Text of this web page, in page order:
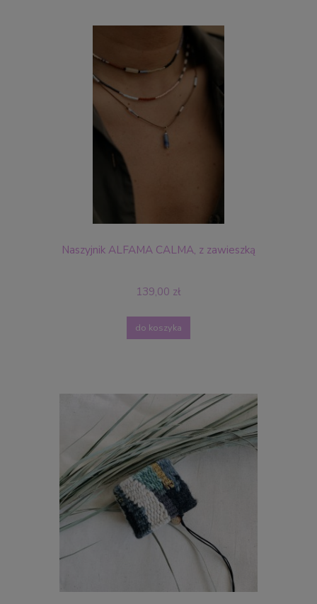
Naszyjnik ALFAMA CALMA, z zawieszką
139,00 zł
do koszyka